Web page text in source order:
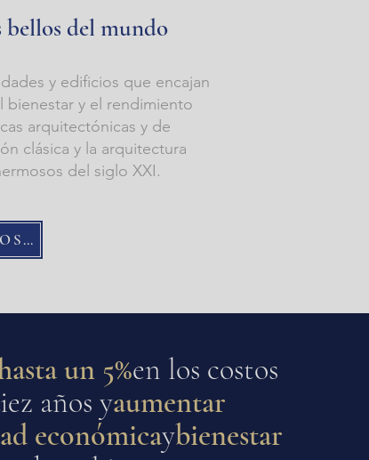
bellos del mundo
y edificios que encajan
bienestar y el rendimiento
arquitectónicas y de
clásica y la arquitectura
del siglo XXI.
TRABAJA CON NOSOTROS
un 5%en los costos
años yaumentar
económicaybienestar